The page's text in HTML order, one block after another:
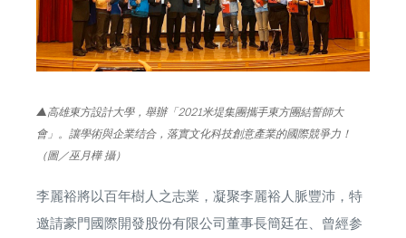
▲高雄東方設計大學，舉辦「2021米堤集團攜手東方團結誓師大
會」。讓學術與企業结合，落實文化科技創意產業的國際競爭力！
（圖／巫月樺 攝）
李麗裕將以百年樹人之志業，凝聚李麗裕人脈豐沛，特
邀請豪門國際開發股份有限公司董事長簡廷在、曾經参